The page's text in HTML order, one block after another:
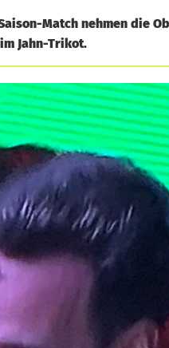
Match nehmen die
Jahn-Trikot.